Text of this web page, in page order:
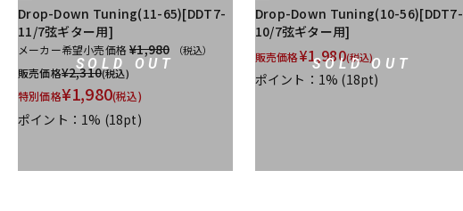
SOLD OUT
Drop-Down Tuning(11-65)[DDT7-
11/7弦ギター用]
メーカー希望小売価格 ¥1,980 （税込）
販売価格¥2,310(税込)
特別価格¥1,980(税込)
ポイント：1% (18pt)
SOLD OUT
Drop-Down Tuning(10-56)[DDT7-
10/7弦ギター用]
販売価格¥1,980(税込)
ポイント：1% (18pt)